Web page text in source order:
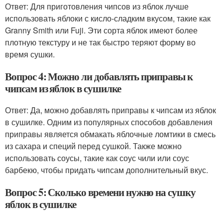
Ответ: Для приготовления чипсов из яблок лучше
использовать яблоки с кисло-сладким вкусом, такие как
Granny Smith или Fuji. Эти сорта яблок имеют более
плотную текстуру и не так быстро теряют форму во
время сушки.
Вопрос 4: Можно ли добавлять приправы к
чипсам из яблок в сушилке
Ответ: Да, можно добавлять приправы к чипсам из яблок
в сушилке. Одним из популярных способов добавления
приправы является обмакать яблочные ломтики в смесь
из сахара и специй перед сушкой. Также можно
использовать соусы, такие как соус чили или соус
барбекю, чтобы придать чипсам дополнительный вкус.
Вопрос 5: Сколько времени нужно на сушку
яблок в сушилке